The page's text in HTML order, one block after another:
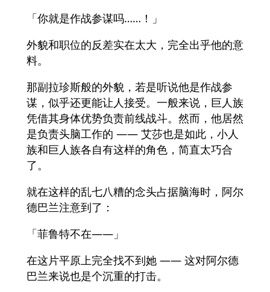
「你就是作战参谋吗……！」
外貌和职位的反差实在太大，完全出乎他的意
料。
那副拉珍斯般的外貌，若是听说他是作战参
谋，似乎还更能让人接受。一般来说，巨人族
凭借其身体优势负责前线战斗。然而，他居然
是负责头脑工作的 —— 艾莎也是如此，小人
族和巨人族各自有这样的角色，简直太巧合
了。
就在这样的乱七八糟的念头占据脑海时，阿尔
德巴兰注意到了：
「菲鲁特不在——」
在这片平原上完全找不到她 —— 这对阿尔德
巴兰来说也是个沉重的打击。